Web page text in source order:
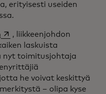
erityisesti useiden
opens in a new tab
, liikkeenjohdon
laskuista
nyt toimitusjohtaja
he voivat keskittyä
– olipa kyse